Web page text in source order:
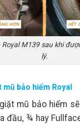
M139 sau khi
lý.
mũ bảo hiểm Royal
mũ bảo hiểm
đầu, ¾ hay